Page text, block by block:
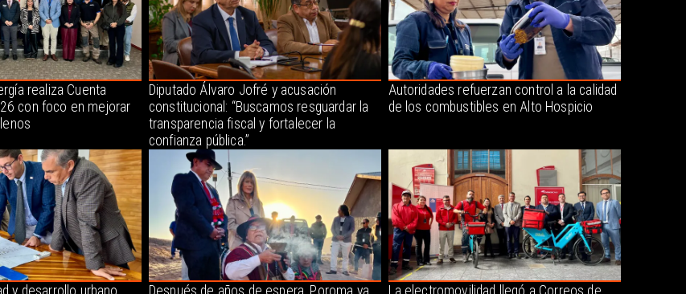
realiza Cuenta
con foco en mejorar
Diputado Álvaro Jofré y acusación
constitucional: “Buscamos resguardar la
transparencia fiscal y fortalecer la
confianza pública.”
Autoridades refuerzan control a la calidad
de los combustibles en Alto Hospicio
y desarrollo urbano
Después de años de espera, Poroma ya
La electromovilidad llegó a Correos de